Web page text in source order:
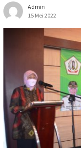
Admin
15 Mei 2022